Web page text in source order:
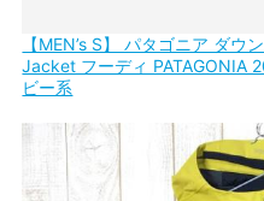
【MEN’s S】 パタゴニア ダ
Jacket フーディ PATAGONIA
ビー系